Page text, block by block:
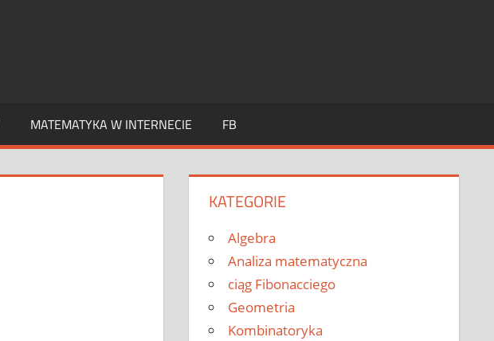
MATEMATYKA W INTERNECIE FB
KATEGORIE
Algebra
Analiza matematyczna
ciąg Fibonacciego
Geometria
Kombinatoryka